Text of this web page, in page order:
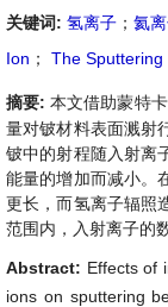
关键词: 氢离子 ； 氦
Ion ； The Sputtering
摘要:本文借助蒙特
量对铍材料表面溅射
铍中的射程随入射离
能量的增加而减小。
更长，而氢离子辐照
范围内，入射离子的
Abstract: Effects of
ions on sputtering